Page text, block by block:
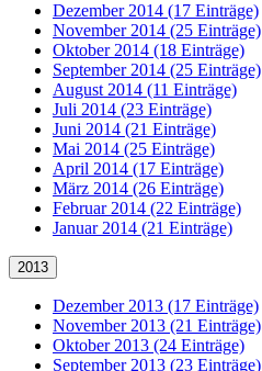
Dezember 2014 (17 Einträge)
November 2014 (25 Einträge)
Oktober 2014 (18 Einträge)
September 2014 (25 Einträge)
August 2014 (11 Einträge)
Juli 2014 (23 Einträge)
Juni 2014 (21 Einträge)
Mai 2014 (25 Einträge)
April 2014 (17 Einträge)
März 2014 (26 Einträge)
Februar 2014 (22 Einträge)
Januar 2014 (21 Einträge)
2013
Dezember 2013 (17 Einträge)
November 2013 (21 Einträge)
Oktober 2013 (24 Einträge)
September 2013 (23 Einträge)